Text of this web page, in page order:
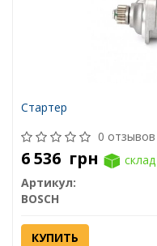
Стартер
0 отзывов
6 536 грн
склад
Артикул:
BOSCH
КУПИТЬ